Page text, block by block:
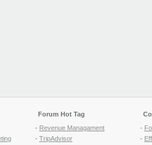
Forum Hot Tag
- Revenue Managament
- TripAdvisor
-
-